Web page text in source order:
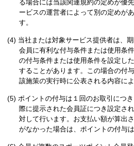
る場合には当該関連規約の定めが優
ービスの運営者によって別の定めが
す。
当社または対象サービス提供者は、
会員に有利な付与条件または使用条
の付与条件または使用条件を設定し
することがあります。この場合の付
該施策の実行時に公表される内容に
ポイントの付与は１回のお取引につ
際に提示された会員証につき設定さ
対して行います。お支払い額が算出
がなかった場合は、ポイントの付与は